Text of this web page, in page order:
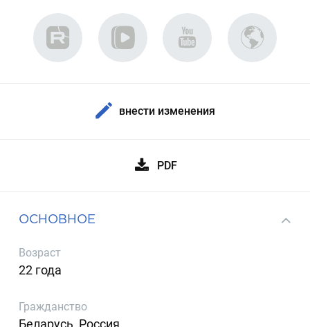
внести изменения
PDF
ОСНОВНОЕ
Возраст
22 года
Гражданство
Беларусь, Россия